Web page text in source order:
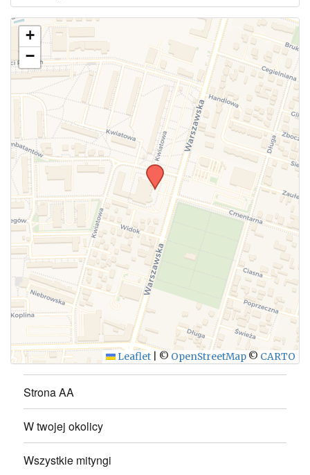
Użyj tego formularza aby przesłać informację o
zmianach w powyższym mityngu.
WYŚLIJ
+
−
Leaflet © OpenStreetMap © CARTO
Strona AA
W twojej okolicy
Wszystkie mityngi